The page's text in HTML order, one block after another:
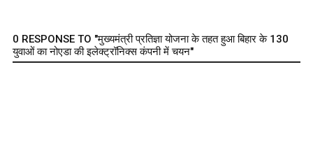
0 RESPONSE TO "मुख्यमंत्री प्रतिज्ञा योजना के तहत हुआ बिहार के 130
युवाओं का नोएडा की इलेक्ट्रॉनिक्स कंपनी में चयन"